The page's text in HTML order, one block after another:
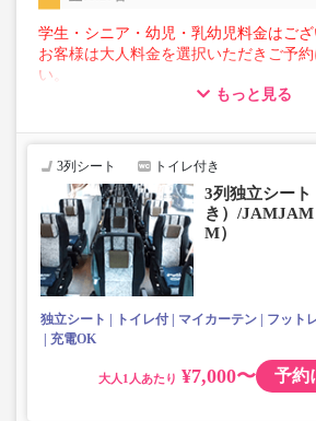
学生・シニア・幼児・乳幼児料金はご
お客様は大人料金を選択いただきご予
い。
■トランクにてお預かりできる荷物
・3辺合計160cm以内、かつ10kg以下の
■お預かりできない荷物（貴重品以外は
可）
楽器・自転車（折りたたみ含む）・ボー
物、壊れ物、危険物、貴重品、ペット、
上記「トランクにてお預かりできる荷物
もっと見る
3列シート トイレ付き
3列独立シー
き）/
M）
独立シート トイレ付 マイカーテン フット
充電OK
大人 ¥7,000〜 予約